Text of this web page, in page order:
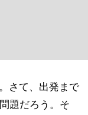
さて、出発まで
題だろう。そ